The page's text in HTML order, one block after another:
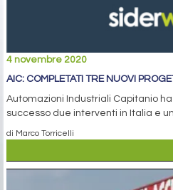
4 novembre 2020
AIC: COMPLETATI TRE NUOVI
Automazioni Industriali Capitanio
successo due interventi in Italia e
di Marco Torricelli